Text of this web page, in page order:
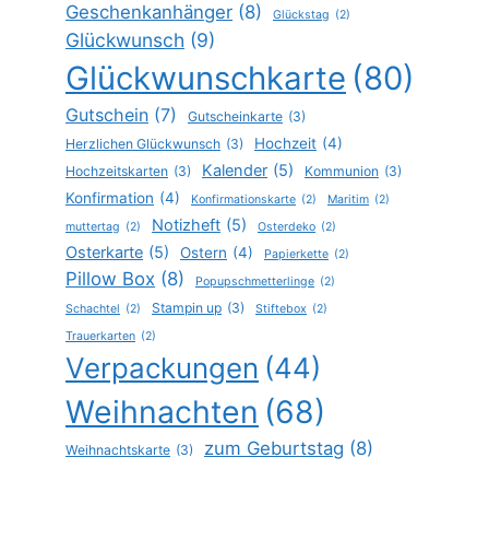
Geschenkanhänger (8) Glückstag (2)
Glückwunsch (9)
Glückwunschkarte (80)
Gutschein (7) Gutscheinkarte (3)
Herzlichen Glückwunsch (3) Hochzeit (4)
Hochzeitskarten (3) Kalender (5) Kommunion (3)
Konfirmation (4) Konfirmationskarte (2) Maritim (2)
muttertag (2) Notizheft (5) Osterdeko (2)
Osterkarte (5) Ostern (4) Papierkette (2)
Pillow Box (8) Popupschmetterlinge (2)
Schachtel (2) Stampin up (3) Stiftebox (2)
Trauerkarten (2)
Verpackungen (44)
Weihnachten (68)
Weihnachtskarte (3) zum Geburtstag (8)